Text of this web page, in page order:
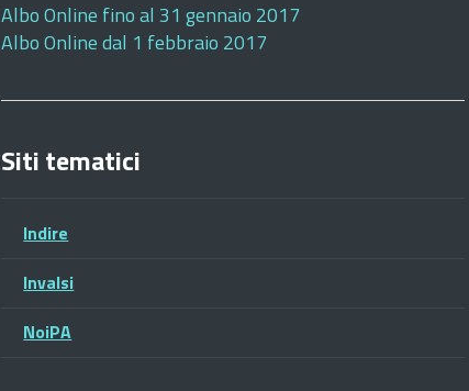
Albo Online fino al 31 gennaio 2017
Albo Online dal 1 febbraio 2017
Siti tematici
Indire
Invalsi
NoiPA